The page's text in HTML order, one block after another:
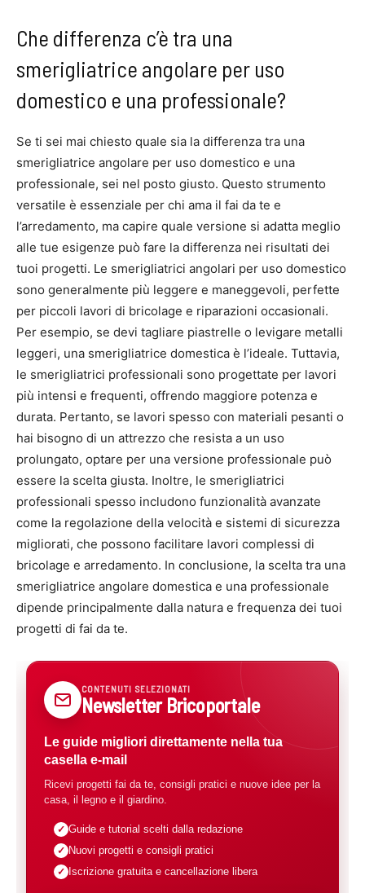
Che differenza c’è tra una
smerigliatrice angolare per uso
domestico e una professionale?
Se ti sei mai chiesto quale sia la differenza tra una
smerigliatrice angolare per uso domestico e una
professionale, sei nel posto giusto. Questo strumento
versatile è essenziale per chi ama il fai da te e
l’arredamento, ma capire quale versione si adatta meglio
alle tue esigenze può fare la differenza nei risultati dei
tuoi progetti. Le smerigliatrici angolari per uso domestico
sono generalmente più leggere e maneggevoli, perfette
per piccoli lavori di bricolage e riparazioni occasionali.
Per esempio, se devi tagliare piastrelle o levigare metalli
leggeri, una smerigliatrice domestica è l’ideale. Tuttavia,
le smerigliatrici professionali sono progettate per lavori
più intensi e frequenti, offrendo maggiore potenza e
durata. Pertanto, se lavori spesso con materiali pesanti o
hai bisogno di un attrezzo che resista a un uso
prolungato, optare per una versione professionale può
essere la scelta giusta. Inoltre, le smerigliatrici
professionali spesso includono funzionalità avanzate
come la regolazione della velocità e sistemi di sicurezza
migliorati, che possono facilitare lavori complessi di
bricolage e arredamento. In conclusione, la scelta tra una
smerigliatrice angolare domestica e una professionale
dipende principalmente dalla natura e frequenza dei tuoi
progetti di fai da te.
CONTENUTI SELEZIONATI
Newsletter Bricoportale
Le guide migliori direttamente nella tua
casella e-mail
Ricevi progetti fai da te, consigli pratici e nuove idee per la
casa, il legno e il giardino.
Guide e tutorial scelti dalla redazione
Nuovi progetti e consigli pratici
Iscrizione gratuita e cancellazione libera